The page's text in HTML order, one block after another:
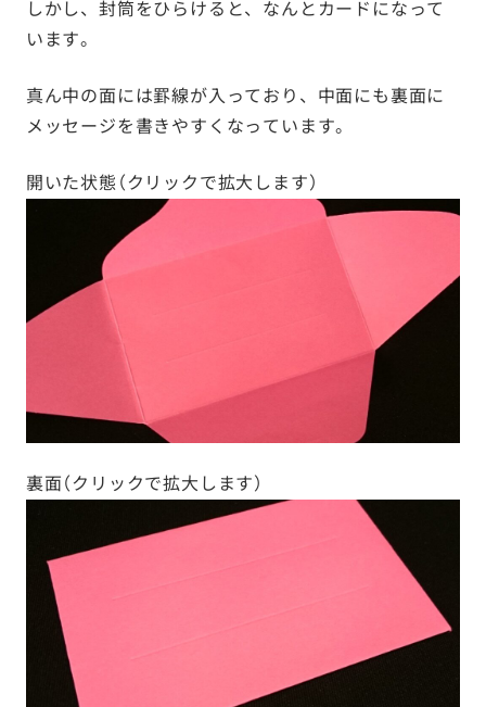
しかし、封筒をひらけると、なんとカードになって
います。
真ん中の面には罫線が入っており、中面にも裏面に
メッセージを書きやすくなっています。
開いた状態（クリックで拡大します）
裏面（クリックで拡大します）